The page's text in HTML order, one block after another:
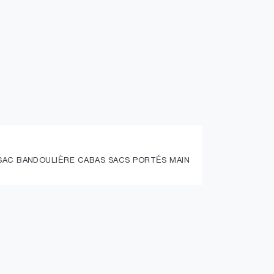
BANDOULIÈRE CABAS SACS PORTÉS MAIN